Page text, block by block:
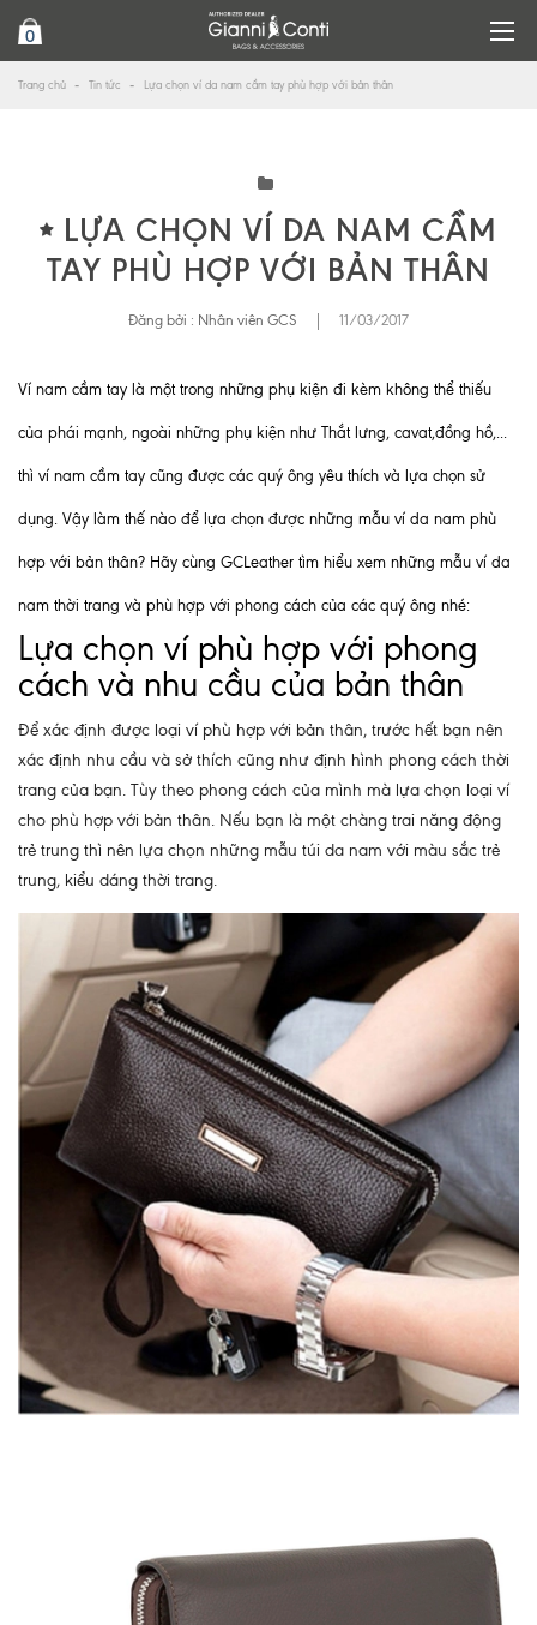
0
Trang chủ Tin tức Lựa chọn ví da nam cầm tay phù hợp với bản thân
LỰA CHỌN VÍ DA NAM CẦM
TAY PHÙ HỢP VỚI BẢN THÂN
Đăng bởi : Nhân viên GCS 11/03/2017
Ví nam cầm tay là một trong những phụ kiện đi kèm không thể thiếu
của phái mạnh, ngoài những phụ kiện như Thắt lưng, cavat,đồng hồ,...
thì ví nam cầm tay cũng được các quý ông yêu thích và lựa chọn sử
dụng. Vậy làm thế nào để lựa chọn được những mẫu ví da nam phù
hợp với bản thân? Hãy cùng GCLeather tìm hiểu xem những mẫu ví da
nam thời trang và phù hợp với phong cách của các quý ông nhé:
Lựa chọn ví phù hợp với phong
cách và nhu cầu của bản thân
Để xác định được loại ví phù hợp với bản thân, trước hết bạn nên
xác định nhu cầu và sở thích cũng như định hình phong cách thời
trang của bạn. Tùy theo phong cách của mình mà lựa chọn loại ví
cho phù hợp với bản thân. Nếu bạn là một chàng trai năng động
trẻ trung thì nên lựa chọn những mẫu túi da nam với màu sắc trẻ
trung, kiểu dáng thời trang.